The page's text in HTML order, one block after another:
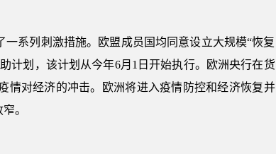
系列刺激措施。欧盟成员国均同意设立大规模“恢复
计划，该计划从今年6月1日开始执行。欧洲央行在货
情对经济的冲击。欧洲将进入疫情防控和经济恢复并
。